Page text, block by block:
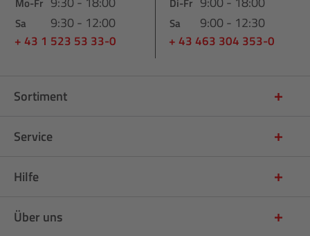
Mo-Fr
Sa 9:30 - 12:00
+ 43 1 523 53 33-0
Di-Fr
Sa 9:00 - 12:30
+ 43 463 304 353-0
Sortiment
Service
Hilfe
Über uns